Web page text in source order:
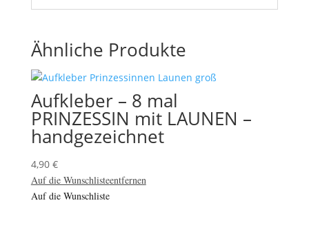
Ähnliche Produkte
Aufkleber – 8 mal
PRINZESSIN mit LAUNEN –
handgezeichnet
4,90 €
Auf die Wunschlisteentfernen
Auf die Wunschliste